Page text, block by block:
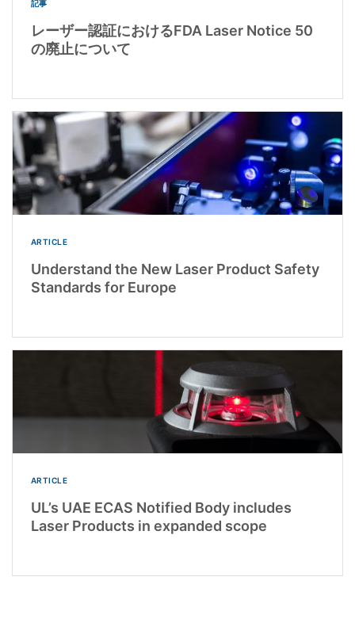
記事
レーザー認証におけるFDA Laser Notice 50
の廃止について
ARTICLE
Understand the New Laser Product Safety
Standards for Europe
ARTICLE
UL’s UAE ECAS Notified Body includes
Laser Products in expanded scope